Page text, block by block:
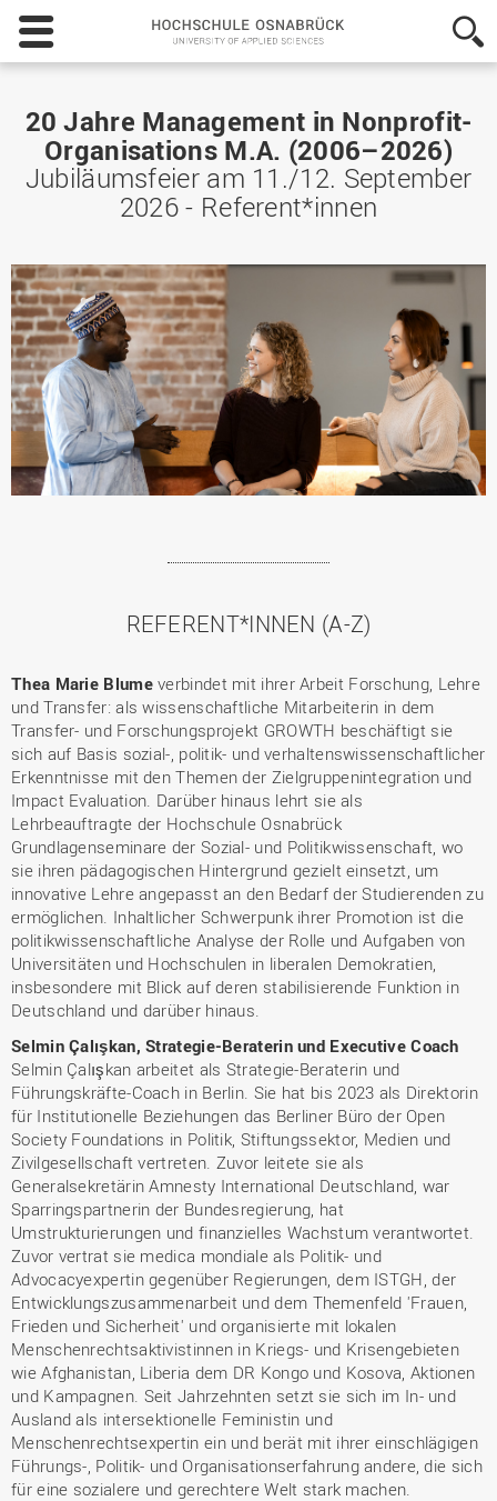
Hochschule
Osnabrück
-
Applied
Sciences
20 Jahre Management in Nonprofit-
Organisations M.A. (2006–2026)
Jubiläumsfeier am 11./12. September
2026 - Referent*innen
REFERENT*INNEN (A-Z)
Thea Marie Blumeverbindet mit ihrer Arbeit Forschung, Lehre
und Transfer: als wissenschaftliche Mitarbeiterin in dem
Transfer- und Forschungsprojekt GROWTH beschäftigt sie
sich auf Basis sozial-, politik- und verhaltenswissenschaftlicher
Erkenntnisse mit den Themen der Zielgruppenintegration und
Impact Evaluation. Darüber hinaus lehrt sie als
Lehrbeauftragte der Hochschule Osnabrück
Grundlagenseminare der Sozial- und Politikwissenschaft, wo
sie ihren pädagogischen Hintergrund gezielt einsetzt, um
innovative Lehre angepasst an den Bedarf der Studierenden zu
ermöglichen. Inhaltlicher Schwerpunk ihrer Promotion ist die
politikwissenschaftliche Analyse der Rolle und Aufgaben von
Universitäten und Hochschulen in liberalen Demokratien,
insbesondere mit Blick auf deren stabilisierende Funktion in
Deutschland und darüber hinaus.
Selmin Çalışkan, Strategie-Beraterin und Executive Coach
Selmin Çalışkan arbeitet als Strategie-Beraterin und
Führungskräfte-Coach in Berlin. Sie hat bis 2023 als Direktorin
für Institutionelle Beziehungen das Berliner Büro der Open
Society Foundations in Politik, Stiftungssektor, Medien und
Zivilgesellschaft vertreten. Zuvor leitete sie als
Generalsekretärin Amnesty International Deutschland, war
Sparringspartnerin der Bundesregierung, hat
Umstrukturierungen und finanzielles Wachstum verantwortet.
Zuvor vertrat sie medica mondiale als Politik- und
Advocacyexpertin gegenüber Regierungen, dem ISTGH, der
Entwicklungszusammenarbeit und dem Themenfeld 'Frauen,
Frieden und Sicherheit' und organisierte mit lokalen
Menschenrechtsaktivistinnen in Kriegs- und Krisengebieten
wie Afghanistan, Liberia dem DR Kongo und Kosova, Aktionen
und Kampagnen. Seit Jahrzehnten setzt sie sich im In- und
Ausland als intersektionelle Feministin und
Menschenrechtsexpertin ein und berät mit ihrer einschlägigen
Führungs-, Politik- und Organisationserfahrung andere, die sich
für eine sozialere und gerechtere Welt stark machen.